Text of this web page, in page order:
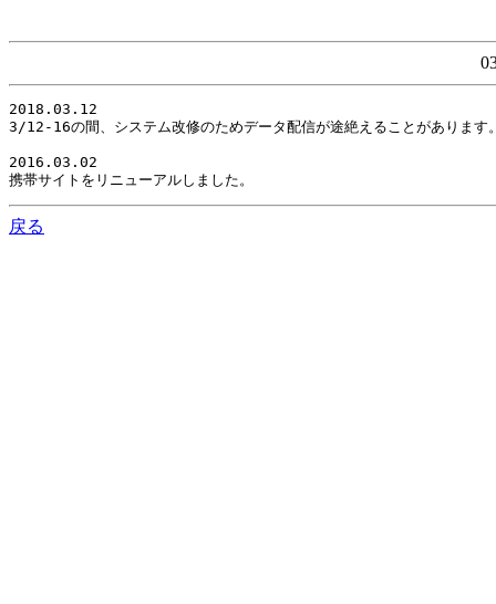
2018.03.12
3/12-16の間、システム改修のためデータ配信が途絶えることがあります
2016.03.02
携帯サイトをリニューアルしました。
戻る